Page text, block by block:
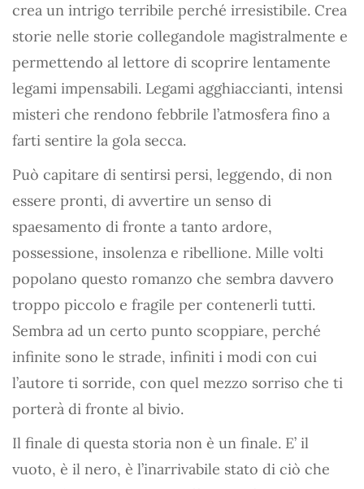
crea un intrigo terribile perché irresistibile. Crea
storie nelle storie collegandole magistralmente e
permettendo al lettore di scoprire lentamente
legami impensabili. Legami agghiaccianti, intensi
misteri che rendono febbrile l’atmosfera fino a
farti sentire la gola secca.
Può capitare di sentirsi persi, leggendo, di non
essere pronti, di avvertire un senso di
spaesamento di fronte a tanto ardore,
possessione, insolenza e ribellione. Mille volti
popolano questo romanzo che sembra davvero
troppo piccolo e fragile per contenerli tutti.
Sembra ad un certo punto scoppiare, perché
infinite sono le strade, infiniti i modi con cui
l’autore ti sorride, con quel mezzo sorriso che ti
porterà di fronte al bivio.
Il finale di questa storia non è un finale. E’ il
vuoto, è il nero, è l’inarrivabile stato di ciò che